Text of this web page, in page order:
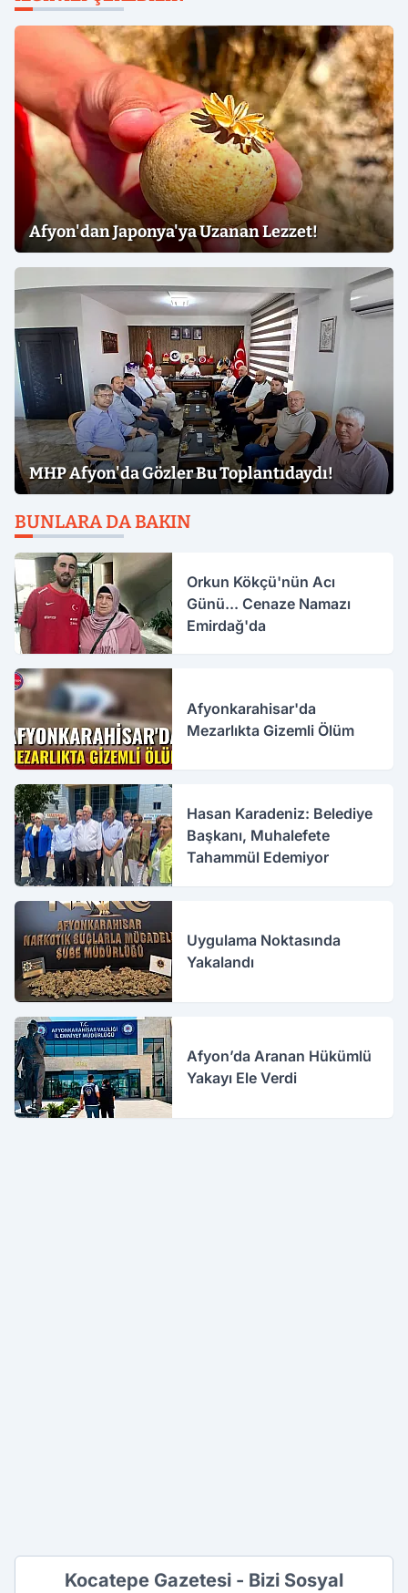
Afyon'dan Japonya'ya Uzanan Lezzet!
MHP Afyon'da Gözler Bu Toplantıdaydı!
BUNLARA DA BAKIN
Orkun Kökçü'nün Acı
Günü... Cenaze Namazı
Emirdağ'da
Afyonkarahisar'da
Mezarlıkta Gizemli Ölüm
Hasan Karadeniz: Belediye
Başkanı, Muhalefete
Tahammül Edemiyor
Uygulama Noktasında
Yakalandı
Afyon’da Aranan Hükümlü
Yakayı Ele Verdi
Kocatepe Gazetesi - Bizi Sosyal